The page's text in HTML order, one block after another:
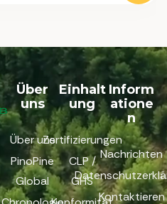
Über
uns
Über uns
PinoPine
Global
Einhalt
ung
Zertifizierungen
CLP /
GHS
Inform
atione
n
Nachrichten
Kontaktieren